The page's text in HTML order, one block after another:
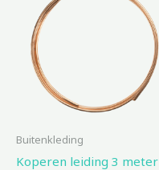
Buitenkleding
Koperen leiding 3 meter